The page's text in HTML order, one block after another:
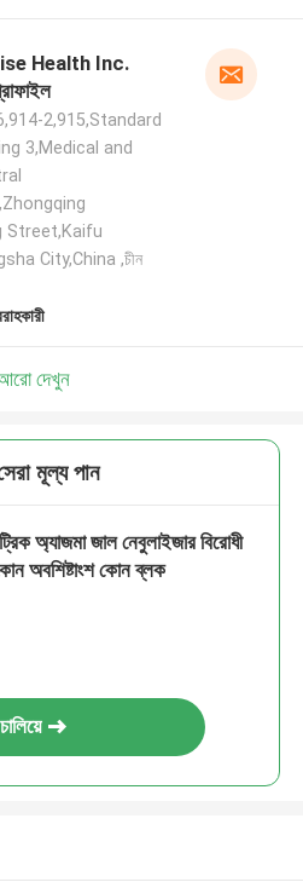
Health Inc.
2,915,Standard
3,Medical and
Street,Kaifu
City,China ,চীন
দেখুন
মূল্য পান
অ্যাজমা জাল নেবুলাইজার বিরোধী
অবশিষ্টাংশ কোন ব্লক
চালিয়ে